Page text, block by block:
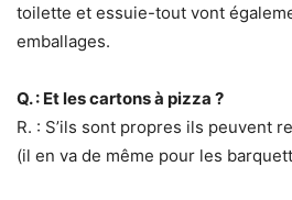
toilette et essuie-tout vont
emballages.
Q. : Et les cartons à pizza ?
R. : S’ils sont propres ils peuvent
(il en va de même pour les